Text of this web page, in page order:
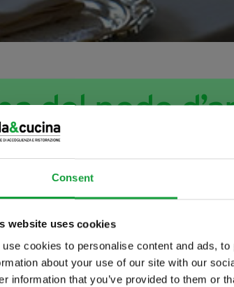
Consent
website uses cookies
use cookies to personalise content and ads,
about your use of our site with our
information that you’ve provided to them or
del nodo
ALLA
su tutte le ultime novita nel